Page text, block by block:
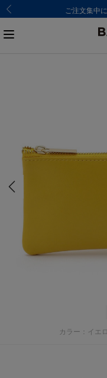
ご注文集中
カラー：イエ